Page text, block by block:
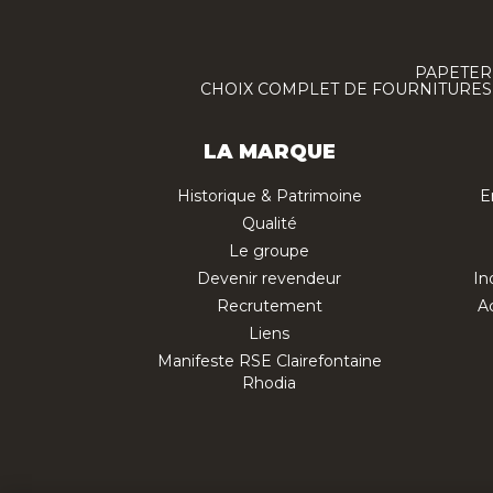
CHOIX COMPLET DE
LA MARQUE
Historique & Patrimoine
Qualité
Le groupe
Devenir revendeur
Recrutement
Liens
Manifeste RSE Clairefontaine
Rhodia